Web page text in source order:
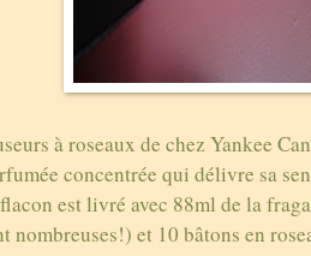
à roseaux de chez Yankee
concentrée qui délivre sa
est livré avec 88ml de la
nombreuses!) et 10 bâtons en